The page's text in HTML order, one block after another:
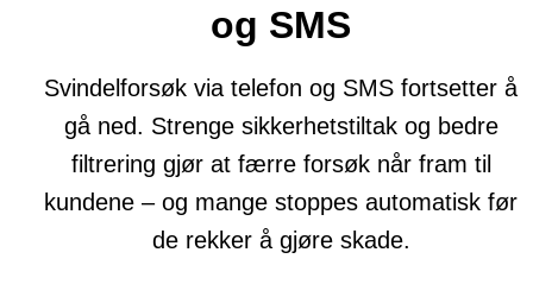
og SMS
Svindelforsøk via telefon og SMS fortsetter å
gå ned. Strenge sikkerhetstiltak og bedre
filtrering gjør at færre forsøk når fram til
kundene – og mange stoppes automatisk før
de rekker å gjøre skade.